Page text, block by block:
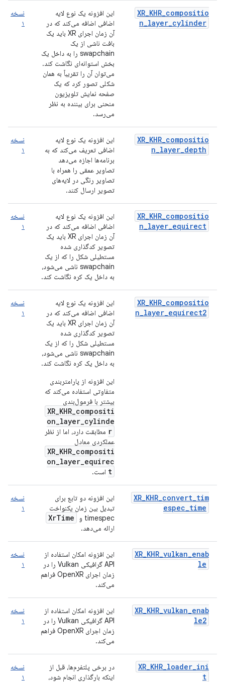
XR_KHR_compositio
n_layer_cylinder
این افزونه یک نوع لایه
اضافی اضافه می‌کند که در
آن زمان اجرای XR باید یک
بافت ناشی از یک
swapchain را به داخل یک
بخش استوانه‌ای نگاشت کند.
می‌توان آن را تقریباً به همان
شکلی تصور کرد که یک
صفحه نمایش تلویزیون
منحنی برای بیننده به نظر
می‌رسد.
نسخه
۱
XR_KHR_compositio
n_layer_depth
این افزونه یک نوع لایه
اضافی تعریف می‌کند که به
برنامه‌ها اجازه می‌دهد
تصاویر عمقی را همراه با
تصاویر رنگی در لایه‌های
تصویر ارسال کنند.
نسخه
۱
XR_KHR_compositio
n_layer_equirect
این افزونه یک نوع لایه
اضافی اضافه می‌کند که در
آن زمان اجرای XR باید یک
تصویر کدگذاری شده
مستطیلی شکل را که از یک
swapchain ناشی می‌شود،
به داخل یک کره نگاشت کند.
نسخه
۱
XR_KHR_compositio
n_layer_equirect2
این افزونه یک نوع لایه
اضافی اضافه می‌کند که در
آن زمان اجرای XR باید یک
تصویر کدگذاری شده
مستطیلی شکل را که از یک
swapchain ناشی می‌شود،
به داخل یک کره نگاشت کند.
این افزونه از پارامتربندی
متفاوتی استفاده می‌کند که
بیشتر با فرمول‌بندی
XR_KHR_compositi
on_layer_cylinde
r مطابقت دارد، اما از نظر
عملکردی معادل
XR_KHR_compositi
on_layer_equirec
t است.
نسخه
۱
XR_KHR_convert_tim
espec_time
این افزونه دو تابع برای
تبدیل بین زمان یکنواخت
timespec و
XrTime
ارائه می‌دهد.
نسخه
۱
XR_KHR_vulkan_enab
le
این افزونه امکان استفاده از
API گرافیکی Vulkan را در
زمان اجرای OpenXR فراهم
می‌کند.
نسخه
۱
XR_KHR_vulkan_enab
le2
این افزونه امکان استفاده از
API گرافیکی Vulkan را در
زمان اجرای OpenXR فراهم
می‌کند.
نسخه
۱
XR_KHR_loader_ini
t
در برخی پلتفرم‌ها، قبل از
اینکه بارگذاری انجام شود،
نسخه
۱